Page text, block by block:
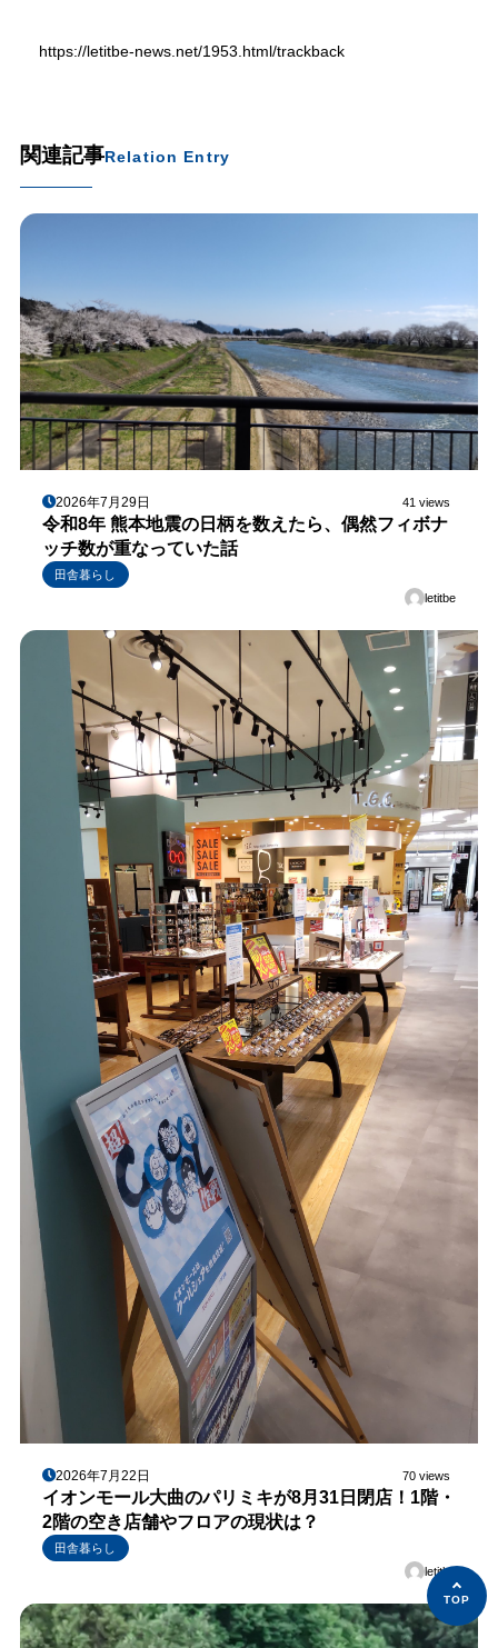
https://letitbe-news.net/1953.html/trackback
関連記事Relation Entry
2026年7月29日 41 views
令和8年 熊本地震の日柄を数えたら、偶然フィボナ
ッチ数が重なっていた話
田舎暮らし
letitbe
2026年7月22日 70 views
イオンモール大曲のパリミキが8月31日閉店！1階・
2階の空き店舗やフロアの現状は？
田舎暮らし
letitbe